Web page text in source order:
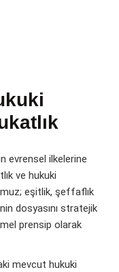
evrensel ilkelerine
ve hukuki
eşitlik, şeffaflık
dosyasını stratejik
prensip olarak
mevcut hukuki